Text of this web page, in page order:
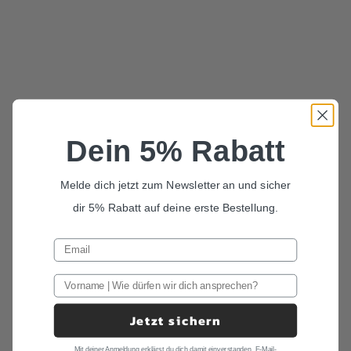
In den Warenkorb
Set Kinderfliege und
SET KINDERFLIEGE HERRENFLIEGE
Angebot
78,00 €
Optionen auswählen
Set Fliege und Hosenträger in
SET FLIEGE HOSENTRÄGER
Angebot
138,00 €
Dein 5% Rabatt
Melde dich jetzt zum Newsletter an und sicher
dir 5% Rabatt auf deine erste Bestellung.
Jetzt sichern
Mit deiner Anmeldung erklärst du dich damit einverstanden, E-Mail-